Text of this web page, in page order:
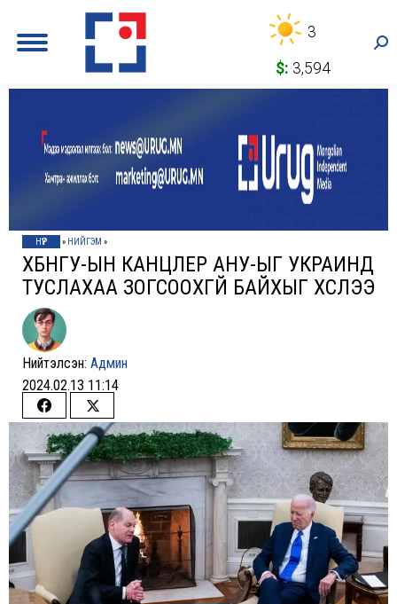
3
$: 3,594
НҮҮР » НИЙГЭМ »
ХБНГУ-ЫН КАНЦЛЕР АНУ-ЫГ УКРАИНД
ТУСЛАХАА ЗОГСООХГҮЙ БАЙХЫГ ХҮСЛЭЭ
Нийтэлсэн: Админ
2024.02.13 11:14
Share
on
Facebook
Share
on
Twitter